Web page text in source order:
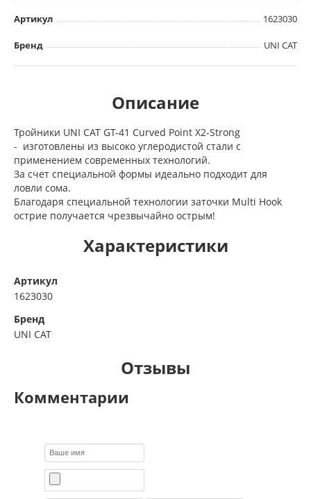
Артикул 1623030
Бренд UNI CAT
Описание
Тройники UNI CAT GT-41 Curved Point X2-Strong
- изготовлены из высоко углеродистой стали с
применением современных технологий.
За счет специальной формы идеально подходит для
ловли сома.
Благодаря специальной технологии заточки Multi Hook
острие получается чрезвычайно острым!
Характеристики
Артикул
1623030
Бренд
UNI CAT
Отзывы
Комментарии